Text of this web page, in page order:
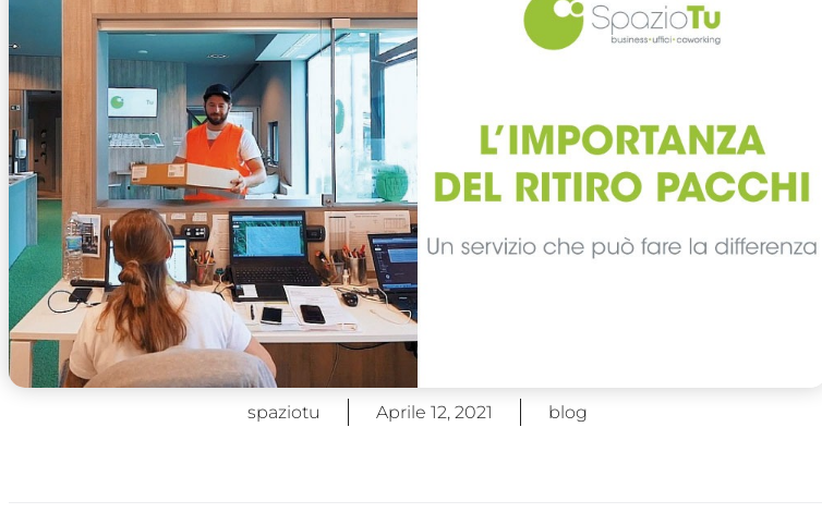
spaziotu Aprile 12, 2021 blog